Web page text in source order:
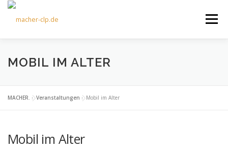
Zum
springen
Menü
ÜBER UNS KULTOURFAHRTEN
TERMINE ANGEBOTE
KONTAKT
MOBIL IM ALTER
MACHER. »Veranstaltungen »Mobil im Alter
Mobil im Alter